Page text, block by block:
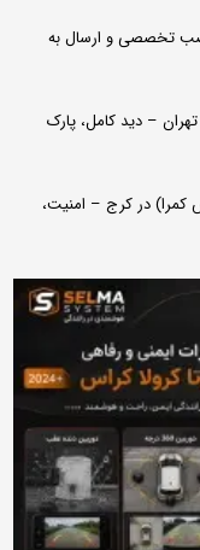
نصب تخصصی و ارسال به
در کرج و تهران – دید کامل، پارک
در کرج – امنیت،